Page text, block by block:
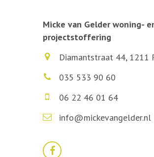
Micke van Gelder woning-
projectstoffering
Diamantstraat 44, 1211
035 533 90 60
06 22 46 01 64
info@mickevangelder.nl